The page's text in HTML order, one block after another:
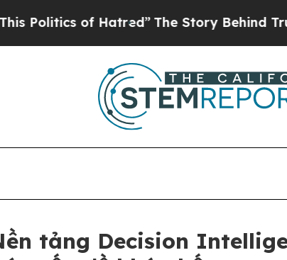
Hatred”The Story Behind Trump’s
tảng Decision